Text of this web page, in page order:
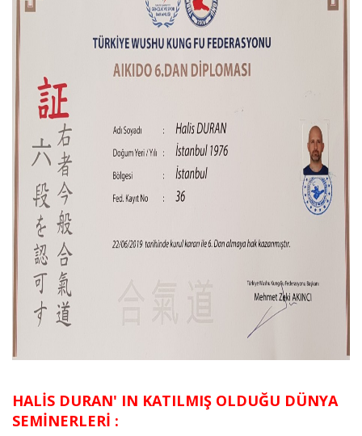
HALİS DURAN' IN KATILMIŞ OLDUĞU DÜNYA
SEMİNERLERİ :